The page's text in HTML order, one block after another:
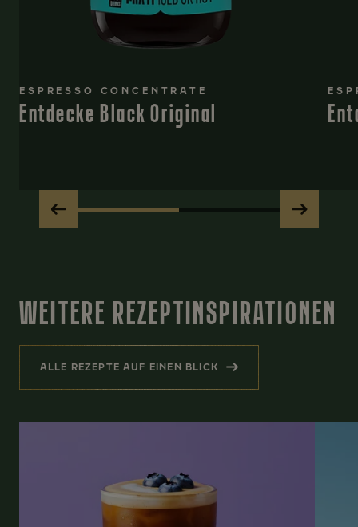
ESPRESSO CONCENTRATE
Entdecke Black Original
WEITERE REZEPTINSPIRATIONEN
ALLE REZEPTE AUF EINEN BLICK